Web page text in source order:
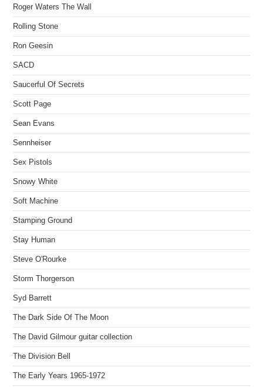
Roger Waters The Wall
Rolling Stone
Ron Geesin
SACD
Saucerful Of Secrets
Scott Page
Sean Evans
Sennheiser
Sex Pistols
Snowy White
Soft Machine
Stamping Ground
Stay Human
Steve O'Rourke
Storm Thorgerson
Syd Barrett
The Dark Side Of The Moon
The David Gilmour guitar collection
The Division Bell
The Early Years 1965-1972